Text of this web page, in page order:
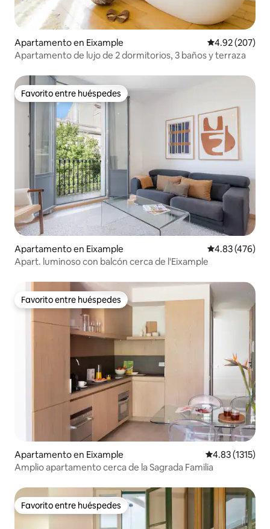
Apartamento en Eixample Calificación
4.92 (207)
Apartamento de lujo de 2 dormitorios, 3 baños y terraza
Favorito entre huéspedes
Favorito entre huéspedes
Apartamento en Eixample Calificación
4.83 (476)
Apart. luminoso con balcón cerca de l'Eixample
Favorito entre huéspedes
Favorito entre huéspedes
Apartamento en Eixample Calificación
4.83 (1315)
Amplio apartamento cerca de la Sagrada Familia
Favorito entre huéspedes
Favorito entre huéspedes